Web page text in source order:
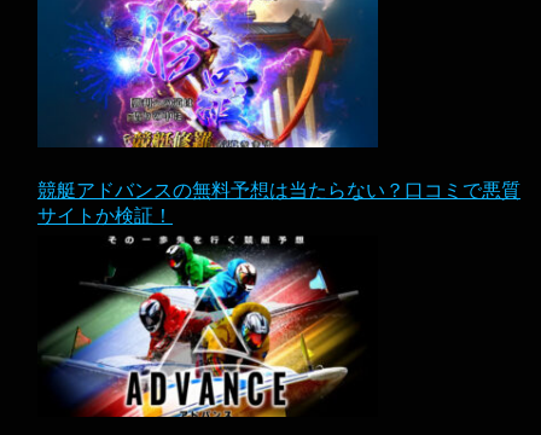
競艇アドバンスの無料予想は当たらない？口コミで悪質
サイトか検証！